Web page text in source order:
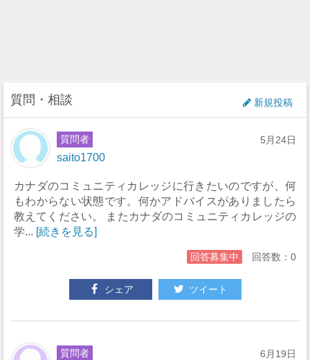
質問・相談 新規投稿
質問者
saito1700
5月24日
カナダのコミュニティカレッジに行きたいのですが、何
もわからない状態です。何かアドバイスがありましたら
教えてください。 またカナダのコミュニティカレッジの
学... [続きを見る]
回答募集中 回答数：0
シェア ツイート
質問者 6月19日